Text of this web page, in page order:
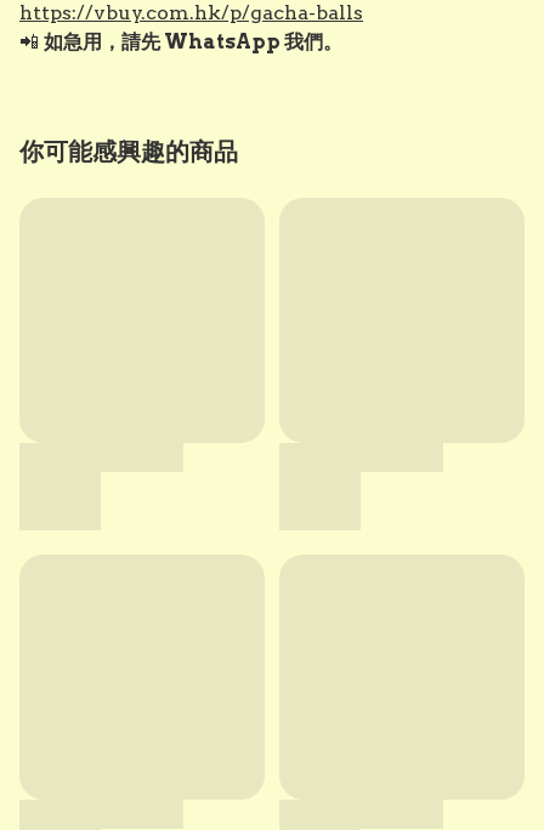
https://vbuy.com.hk/p/gacha-balls
📲 如急用，請先 WhatsApp 我們。
你可能感興趣的商品